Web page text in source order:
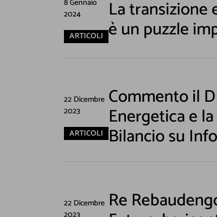
2024
ARTICOLI
La transizione
è un puzzle
22 Dicembre
2023
ARTICOLI
Commento il
Energetica e
Bilancio su
22 Dicembre Re
Lasciaci la tua Email
I seguenti
informazioni mi
personalizzati